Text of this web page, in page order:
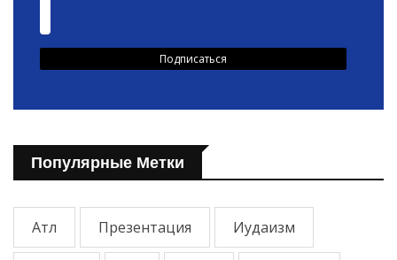
Популярные Метки
Атл Презентация Иудаизм